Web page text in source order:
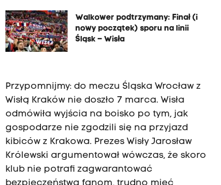
Walkower podtrzymany: Finał (i
nowy początek) sporu na linii
Śląsk – Wisła
Przypomnijmy: do meczu Śląska Wrocław z
Wisłą Kraków nie doszło 7 marca. Wisła
odmówiła wyjścia na boisko po tym, jak
gospodarze nie zgodzili się na przyjazd
kibiców z Krakowa. Prezes Wisły Jarosław
Królewski argumentował wówczas, że skoro
klub nie potrafi zagwarantować